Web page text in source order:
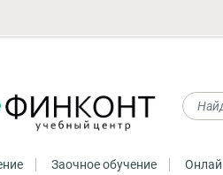
Заочное обучение